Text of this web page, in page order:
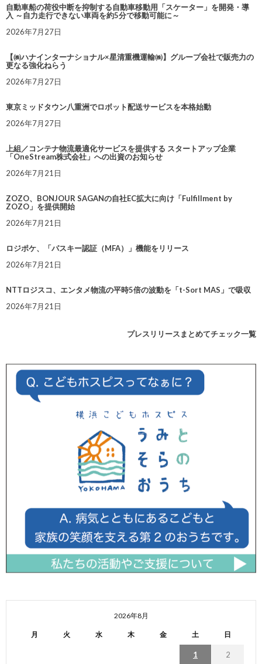
自動車船の荷役中断を抑制する自動車移動用「スケーター」を開発・導
入 ～自力走行できない車両を約5分で移動可能に～
2026年7月27日
【㈱ハナインターナショナル×星清重機運輸㈱】グループ会社で販売力の
更なる強化ねらう
2026年7月27日
東京ミッドタウン八重洲でロボット配送サービスを本格始動
2026年7月27日
上組／コンテナ物流最適化サービスを提供する スタートアップ企業
「OneStream株式会社」への出資のお知らせ
2026年7月21日
ZOZO、BONJOUR SAGANの自社EC拡大に向け「Fulfillment by
ZOZO」を提供開始
2026年7月21日
ロジポケ、「パスキー認証（MFA）」機能をリリース
2026年7月21日
NTTロジスコ、エンタメ物流の平時5倍の波動を「t-Sort MAS」で吸収
2026年7月21日
プレスリリースまとめてチェック一覧
2026年8月
月 火 水 木 金 土 日
1 2